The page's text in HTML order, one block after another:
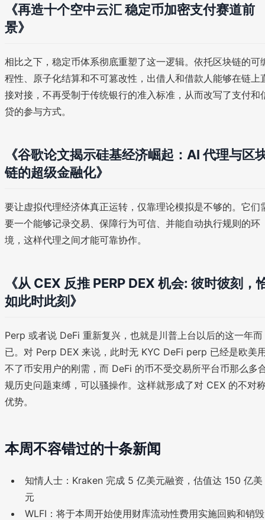
《再造十个空中云汇 稳定币加密支付赛道前
景》
相比之下，稳定币体系彻底重塑了这一逻辑。依托区块链的可
程性、原子化结算和不可篡改性，出借人和借款人能够在链上
接对接，不再受制于传统银行的准入标准，从而改写了支付和
贷的参与方式。
《谷歌论文揭示硅基经济崛起：AI 代理与区
链的超级金融化》
要让虚拟代理经济体真正运转，仅靠理论模拟是不够的。它们
要一个能够记录交易、保障行为可信、并能自动执行规则的环
境，这样代理之间才能可靠协作。
《从 CEX 反推 PERP DEX 机会: 彼时彼刻，
如此时此刻》
Perp 或者说 DeFi 重新复兴，也就是川普上台以后的这一年而
已。对 Perp DEX 来说，此时无 KYC DeFi perp 已经是欧美
不了币安用户的刚需，而 DeFi 的币不受交易所平台币那么多
规历史问题束缚，可以骚操作。这样就形成了对 CEX 的不对
优势。
本周不容错过的十条新闻
知情人士：Kraken 完成 5 亿美元融资，估值达 150 亿美
元
WLFI：将于本周开始使用财库流动性费用实施回购和销毁